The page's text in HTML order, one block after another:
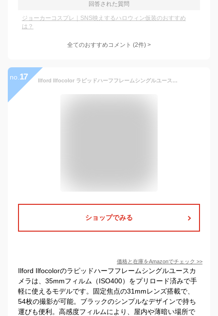
回答された質問
ジョーカーコスプレ｜SNS映えするハロウィン仮装のおすすめ
は？
全てのおすすめコメント (2件) >
no. 17 Ilford Ilfocolor ラピッドハーフフレームシングルユースカメラ プリロード35mm 400 ISOフィルム、固定焦点31mmレンズ、54枚露出(ブラック)
ショップでみる
価格と在庫をAmazonでチェック >>
Ilford Ilfocolorのラピッドハーフフレームシングルユースカ
メラは、35mmフィルム（ISO400）をプリロード済みで手
軽に使えるモデルです。固定焦点の31mmレンズ搭載で、
54枚の撮影が可能。ブラックのシンプルなデザインで持ち
運びも便利。高感度フィルムにより、屋内や薄暗い場所で